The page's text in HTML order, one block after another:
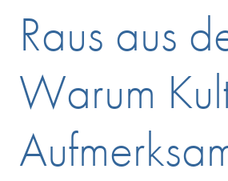
Raus aus
Warum